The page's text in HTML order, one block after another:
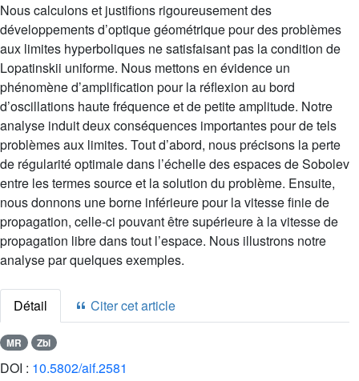
Nous calculons et justifions rigoureusement des
développements d’optique géométrique pour des problèmes
aux limites hyperboliques ne satisfaisant pas la condition de
Lopatinskii uniforme. Nous mettons en évidence un
phénomène d’amplification pour la réflexion au bord
d’oscillations haute fréquence et de petite amplitude. Notre
analyse induit deux conséquences importantes pour de tels
problèmes aux limites. Tout d’abord, nous précisons la perte
de régularité optimale dans l’échelle des espaces de Sobolev
entre les termes source et la solution du problème. Ensuite,
nous donnons une borne inférieure pour la vitesse finie de
propagation, celle-ci pouvant être supérieure à la vitesse de
propagation libre dans tout l’espace. Nous illustrons notre
analyse par quelques exemples.
Détail Citer cet article
MR Zbl
DOI : 10.5802/aif.2581